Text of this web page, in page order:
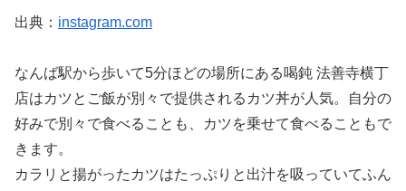
出典： instagram.com
なんば駅から歩いて5分ほどの場所にある喝鈍 法善寺横丁
店はカツとご飯が別々で提供されるカツ丼が人気。自分の
好みで別々で食べることも、カツを乗せて食べることもで
きます。
カラリと揚がったカツはたっぷりと出汁を吸っていてふん